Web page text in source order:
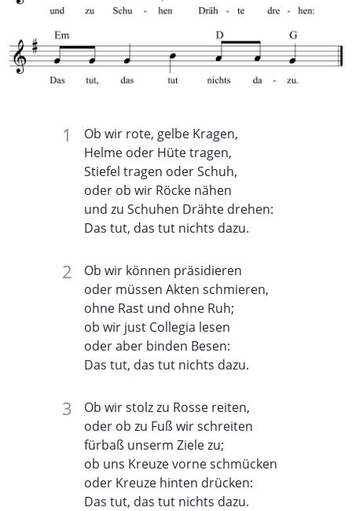
Ob wir rote, gelbe Kragen,
Helme oder Hüte tragen,
Stiefel tragen oder Schuh,
oder ob wir Röcke nähen
und zu Schuhen Drähte drehen:
Das tut, das tut nichts dazu.
Ob wir können präsidieren
oder müssen Akten schmieren,
ohne Rast und ohne Ruh;
ob wir just Collegia lesen
oder aber binden Besen:
Das tut, das tut nichts dazu.
Ob wir stolz zu Rosse reiten,
oder ob zu Fuß wir schreiten
fürbaß unserm Ziele zu;
ob uns Kreuze vorne schmücken
oder Kreuze hinten drücken:
Das tut, das tut nichts dazu.